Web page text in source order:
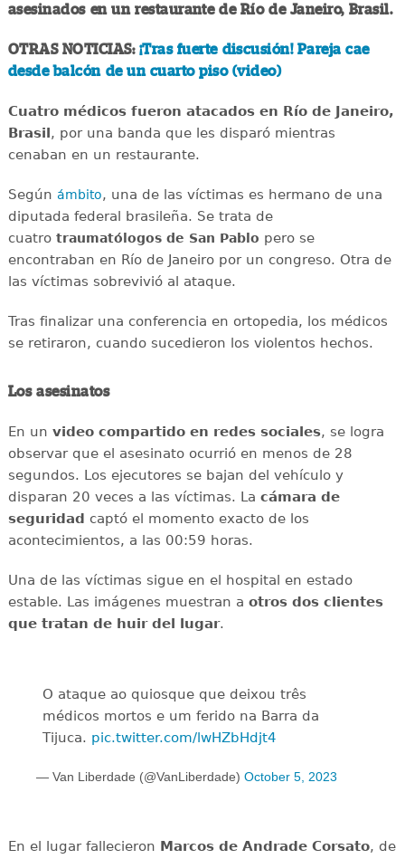
asesinados en un restaurante de Río de Janeiro, Brasil.
OTRAS NOTICIAS: ¡Tras fuerte discusión! Pareja cae
desde balcón de un cuarto piso (video)
Cuatro médicos fueron atacados en Río de Janeiro,
Brasil, por una banda que les disparó mientras
cenaban en un restaurante.
Según ámbito, una de las víctimas es hermano de una
diputada federal brasileña. Se trata de
cuatrotraumatólogos de San Pablo pero se
encontraban en Río de Janeiro por un congreso. Otra de
las víctimas sobrevivió al ataque.
Tras finalizar una conferencia en ortopedia, los médicos
se retiraron, cuando sucedieron los violentos hechos.
Los asesinatos
En un video compartido en redes sociales, se logra
observar que el asesinato ocurrió en menos de 28
segundos. Los ejecutores se bajan del vehículo y
disparan 20 veces a las víctimas. La cámara de
seguridad captó el momento exacto de los
acontecimientos, a las 00:59 horas.
Una de las víctimas sigue en el hospital en estado
estable. Las imágenes muestran a otros dos clientes
que tratan de huir del lugar.
O ataque ao quiosque que deixou três
médicos mortos e um ferido na Barra da
Tijuca. pic.twitter.com/lwHZbHdjt4
— Van Liberdade (@VanLiberdade) October 5, 2023
En el lugar fallecieron Marcos de Andrade Corsato, de